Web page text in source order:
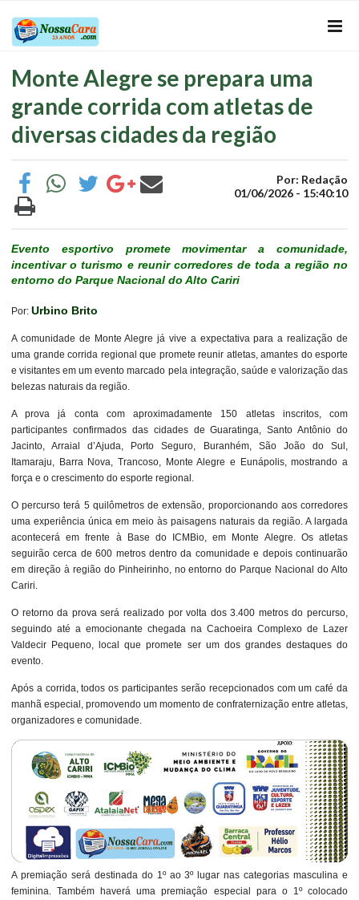
Monte Alegre se prepara uma
grande corrida com atletas de
diversas cidades da região
Por: Redação
01/06/2026 - 15:40:10
Evento esportivo promete movimentar a comunidade,
incentivar o turismo e reunir corredores de toda a região no
entorno do Parque Nacional do Alto Cariri
Por: Urbino Brito
A comunidade de Monte Alegre já vive a expectativa para a realização de
uma grande corrida regional que promete reunir atletas, amantes do esporte
e visitantes em um evento marcado pela integração, saúde e valorização das
belezas naturais da região.
A prova já conta com aproximadamente 150 atletas inscritos, com
participantes confirmados das cidades de Guaratinga, Santo Antônio do
Jacinto, Arraial d’Ajuda, Porto Seguro, Buranhém, São João do Sul,
Itamaraju, Barra Nova, Trancoso, Monte Alegre e Eunápolis, mostrando a
força e o crescimento do esporte regional.
O percurso terá 5 quilômetros de extensão, proporcionando aos corredores
uma experiência única em meio às paisagens naturais da região. A largada
acontecerá em frente à Base do ICMBio, em Monte Alegre. Os atletas
seguirão cerca de 600 metros dentro da comunidade e depois continuarão
em direção à região do Pinheirinho, no entorno do Parque Nacional do Alto
Cariri.
O retorno da prova será realizado por volta dos 3.400 metros do percurso,
seguindo até a emocionante chegada na Cachoeira Complexo de Lazer
Valdecir Pequeno, local que promete ser um dos grandes destaques do
evento.
Após a corrida, todos os participantes serão recepcionados com um café da
manhã especial, promovendo um momento de confraternização entre atletas,
organizadores e comunidade.
A premiação será destinada do 1º ao 3º lugar nas categorias masculina e
feminina. Também haverá uma premiação especial para o 1º colocado